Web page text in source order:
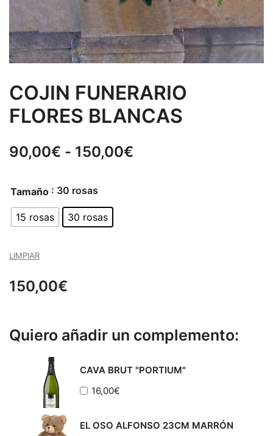
COJIN FUNERARIO
FLORES BLANCAS
90,00€ - 150,00€
Tamaño : 30 rosas
15 rosas 30 rosas
LIMPIAR
150,00€
Quiero añadir un complemento:
CAVA BRUT "PORTIUM"
16,00€
EL OSO ALFONSO 23CM MARRÓN